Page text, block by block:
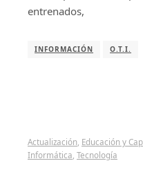
entrenados,
INFORMACIÓN O.T.I.
Actualización, Educación y
Informática, Tecnología